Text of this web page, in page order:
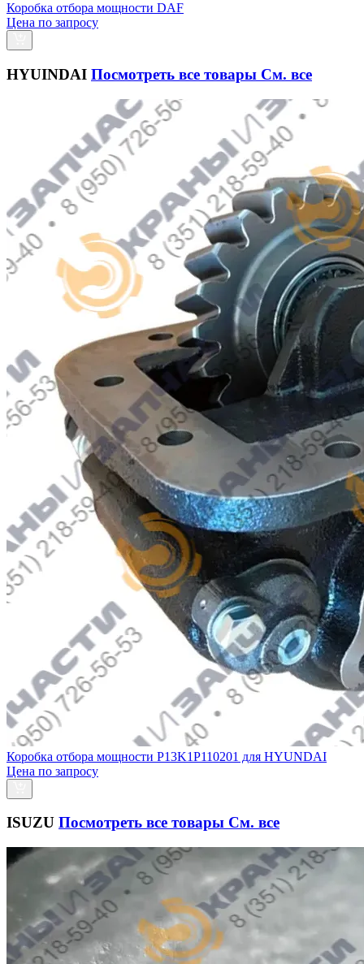
Коробка отбора мощности DAF
Цена по запросу
HYUINDAI Посмотреть все товары См. все
Коробка отбора мощности P13K1P110201 для HYUNDAI
Цена по запросу
ISUZU Посмотреть все товары См. все